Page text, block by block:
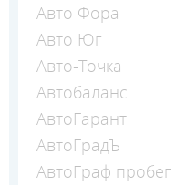
Авто Фора
Авто Юг
Авто-Точка
Автобаланс
АвтоГарант
АвтоГрадЪ
АвтоГраф пробег